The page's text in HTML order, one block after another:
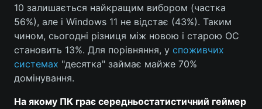
10 залишається найкращим вибором (частка
56%), але і Windows 11 не відстає (43%). Таким
чином, сьогодні різниця між новою і старою ОС
становить 13%. Для порівняння, у споживчих
системах "десятка" займає майже 70%
домінування.
На якому ПК грає середньостатистичний геймер